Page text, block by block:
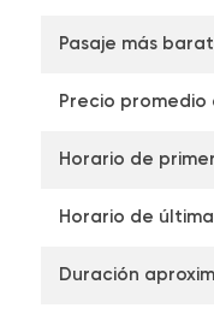
Pasaje más
Precio promedio
Horario de
Horario de
Duración